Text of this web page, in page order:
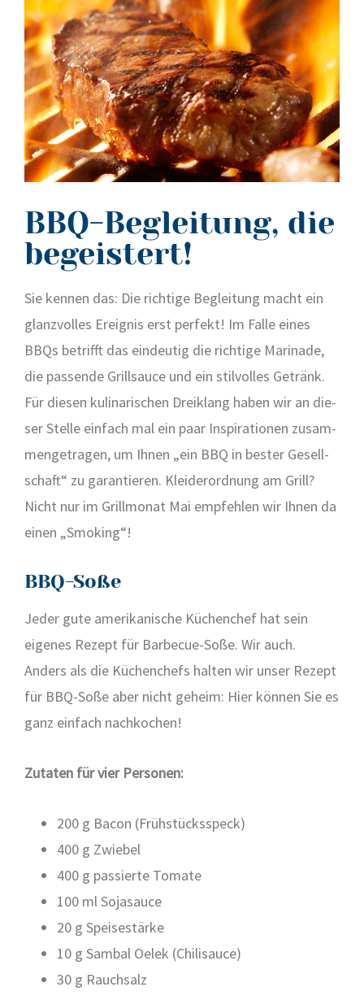
BBQ-Begleitung, die
begeistert!
Sie ken­nen das: Die rich­ti­ge Beglei­tung macht ein
glanz­vol­les Ereig­nis erst per­fekt! Im Fal­le eines
BBQs betrifft das ein­deu­tig die rich­ti­ge Mari­na­de,
die pas­sen­de Grill­sauce und ein stil­vol­les Getränk.
Für die­sen kuli­na­ri­schen Drei­klang haben wir an die­
ser Stel­le ein­fach mal ein paar Inspi­ra­tio­nen zusam­
men­ge­tra­gen, um Ihnen „ein BBQ in bes­ter Gesell­
schaft“ zu garan­tie­ren. Klei­der­ord­nung am Grill?
Nicht nur im Grill­mo­nat Mai emp­feh­len wir Ihnen da
einen „Smo­king“!
BBQ-Soße
Jeder gute ame­ri­ka­ni­sche Küchen­chef hat sein
eige­nes Rezept für Bar­be­cue-Soße. Wir auch.
Anders als die Küchen­chefs hal­ten wir unser Rezept
für BBQ-Soße aber nicht geheim: Hier kön­nen Sie es
ganz ein­fach nach­ko­chen!
Zuta­ten für vier Per­so­nen:
200 g Bacon (Früh­stücks­speck)
400 g Zwie­bel
400 g pas­sier­te Toma­te
100 ml Soja­sauce
20 g Spei­se­stär­ke
10 g Sam­bal Oelek (Chi­li­sauce)
30 g Rauch­salz